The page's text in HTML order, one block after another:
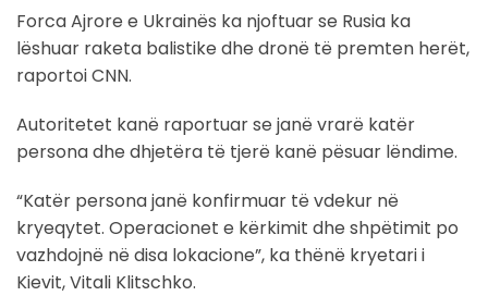
Forca Ajrore e Ukrainës ka njoftuar se Rusia ka
lëshuar raketa balistike dhe dronë të premten herët,
raportoi CNN.
Autoritetet kanë raportuar se janë vrarë katër
persona dhe dhjetëra të tjerë kanë pësuar lëndime.
“Katër persona janë konfirmuar të vdekur në
kryeqytet. Operacionet e kërkimit dhe shpëtimit po
vazhdojnë në disa lokacione”, ka thënë kryetari i
Kievit, Vitali Klitschko.